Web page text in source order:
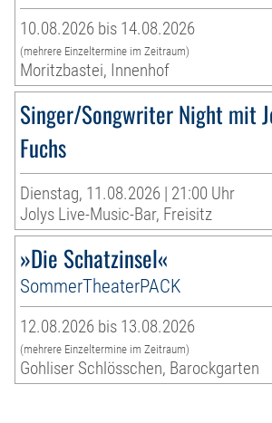
10.08.2026 bis 14.08.2026
(mehrere Einzeltermine im Zeitraum)
Moritzbastei, Innenhof
Singer/Songwriter Night mit
Fuchs
Dienstag, 11.08.2026 | 21:00 Uhr
Jolys Live-Music-Bar, Freisitz
»Die Schatzinsel«
SommerTheaterPACK
12.08.2026 bis 13.08.2026
(mehrere Einzeltermine im Zeitraum)
Gohliser Schlösschen, Barockgarten